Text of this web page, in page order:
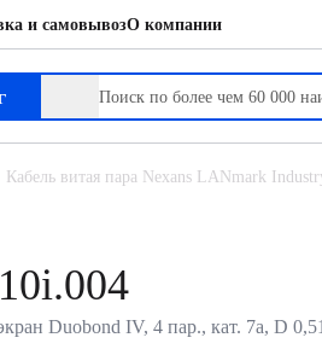
и самовывозО компании
Кабель витая пара Nexans LANmark
Duobond IV, 4 пар., кат. 7a, D